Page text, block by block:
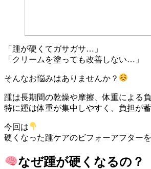
「踵が硬くてガサガサ…」
「クリームを塗っても改善しない…」
そんなお悩みはありませんか？
踵は長期間の乾燥や摩擦、体重による
特に踵は体重が集中しやすく、負担が
今回は
硬くなった踵ケアのビフォーアフター
なぜ踵が硬くなるの？